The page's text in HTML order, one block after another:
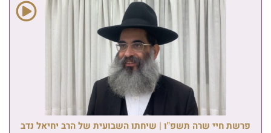
פרשת חיי שרה תשפ"ו | שיחתו השבועית של הרב יחיאל נדב